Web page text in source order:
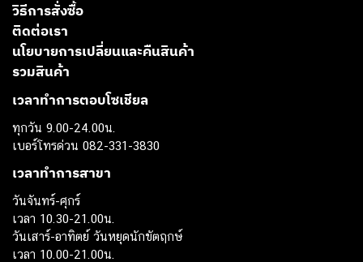
วิธีการสั่งซื้อ
ติดต่อเรา
นโยบายการเปลี่ยนและคืนสินค้า
รวมสินค้า
เวลาทำการตอบโซเชียล
ทุกวัน 9.00-24.00น.
เบอร์โทรด่วน 082-331-3830
เวลาทำการสาขา
วันจันทร์-ศุกร์
เวลา 10.30-21.00น.
วันเสาร์-อาทิตย์ วันหยุดนักขัตฤกษ์
เวลา 10.00-21.00น.